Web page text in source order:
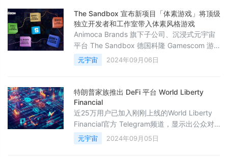
3134 个 NFT，包括三个等级：普通（2415
个）、不常见（616个）和稀有（103个）。每
枚 Egg NFT 都拥有独特的描述，显示出项目
的多样性
The Sandbox 宣布新项目「体素游戏」将顶级
独立开发者和工作室带入体素风格游戏
Animoca Brands 旗下子公司、沉浸式元宇宙
平台 The Sandbox 德国科隆 Gamescom 游
戏展后宣布推出新的「体素游戏（Voxel
Games）」计划。通过体素游戏， The
以其独特的体素风格创建广泛可用的游戏，从
而拓展其生态系统的边界。工作室合作伙伴包
括 FRAG Games 和 The Devhouse Agency，
更
元宇宙 2024年09月06日
特朗普家族推出 DeFi 平台 World Liberty
Financial
近25万用户已加入刚刚上线的World Liberty
Financial官方 Telegram频道，显示出公众对
金融变革的强烈需求。为了彻底改变银行和金
融行业，第45任美国总统及潜在的第47任总统
元宇宙 2024年09月05日